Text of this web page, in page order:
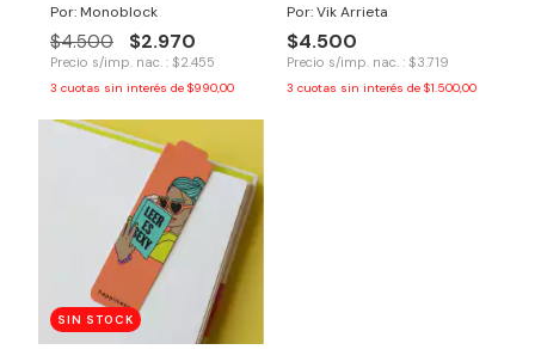
Por: Monoblock
$4.500 $2.970
Precio s/imp. nac. : $2.455
3 cuotas sin interés de $990,00
Por: Vik Arrieta
$4.500
Precio s/imp. nac. : $3.719
3 cuotas sin interés de $1.500,00
SIN STOCK